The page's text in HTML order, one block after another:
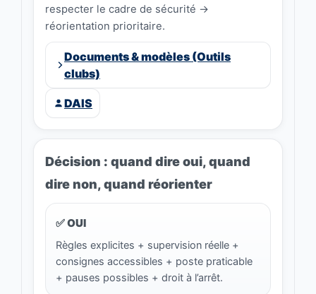
respecter le cadre de sécurité →
réorientation prioritaire.
Documents & modèles (Outils
clubs)
DAIS
Décision : quand dire oui, quand
dire non, quand réorienter
✅ OUI
Règles explicites + supervision réelle +
consignes accessibles + poste praticable
+ pauses possibles + droit à l’arrêt.